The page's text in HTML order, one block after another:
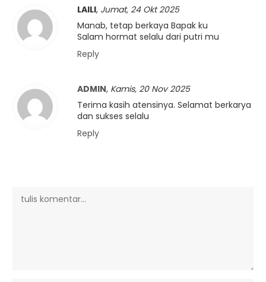
LAILI, Jumat, 24 Okt 2025
Manab, tetap berkaya Bapak ku
Salam hormat selalu dari putri mu
Reply
ADMIN, Kamis, 20 Nov 2025
Terima kasih atensinya. Selamat berkarya
dan sukses selalu
Reply